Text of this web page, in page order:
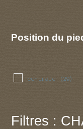
Position du
centrale (29)
Filtres :